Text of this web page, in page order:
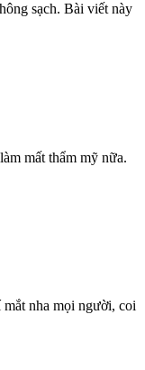
sạch. Bài viết này
mất thẩm mỹ nữa.
nha mọi người, coi